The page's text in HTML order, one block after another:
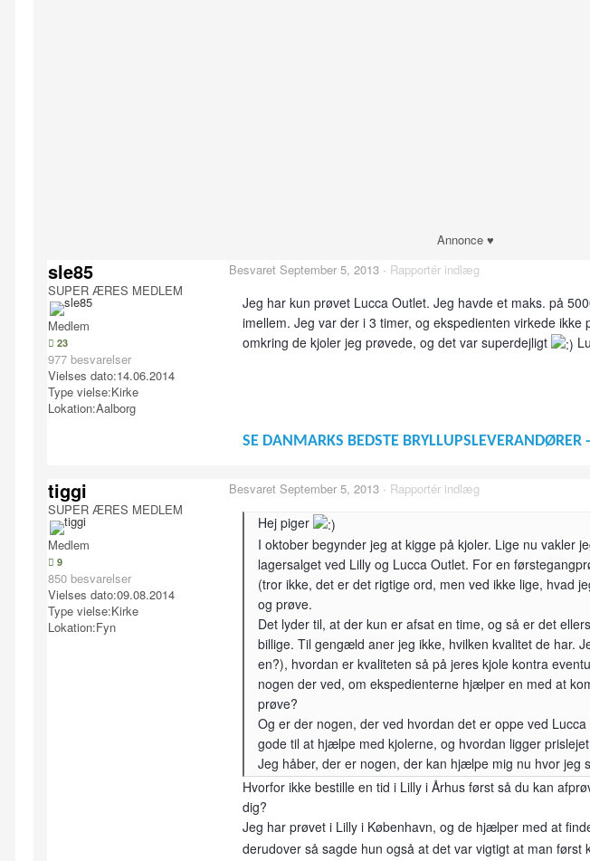
Annonce ♥
sle85
SUPER ÆRES MEDLEM
Medlem
23
977 besvarelser
Vielses dato:14.06.2014
Type vielse:Kirke
Lokation:Aalborg
Besvaret September 5, 2013 · Rapportér indlæg
Jeg har kun prøvet Lucca Outlet. Jeg havde et maks. på
imellem. Jeg var der i 3 timer, og ekspedienten virkede
omkring de kjoler jeg prøvede, og det var superdejligt
SE DANMARKS BEDSTE BRYLLUPSLEVERANDØRER
tiggi
SUPER ÆRES MEDLEM
Medlem
9
850 besvarelser
Vielses dato:09.08.2014
Type vielse:Kirke
Lokation:Fyn
Besvaret September 5, 2013 · Rapportér indlæg
Hej piger
I oktober begynder jeg at kigge på kjoler. Lige nu vakler
lagersalget ved Lilly og Lucca Outlet. For en
(tror ikke, det er det rigtige ord, men ved ikke lige, hvad
og prøve.
Det lyder til, at der kun er afsat en time, og så er det
billige. Til gengæld aner jeg ikke, hvilken kvalitet de har.
en?), hvordan er kvaliteten så på jeres kjole kontra
nogen der ved, om ekspedienterne hjælper en med at
prøve?
Og er der nogen, der ved hvordan det er oppe ved
gode til at hjælpe med kjolerne, og hvordan ligger
Jeg håber, der er nogen, der kan hjælpe mig nu hvor jeg
Hvorfor ikke bestille en tid i Lilly i Århus først så du kan
dig?
Jeg har prøvet i Lilly i København, og de hjælper med at
derudover så sagde hun også at det var vigtigt at man